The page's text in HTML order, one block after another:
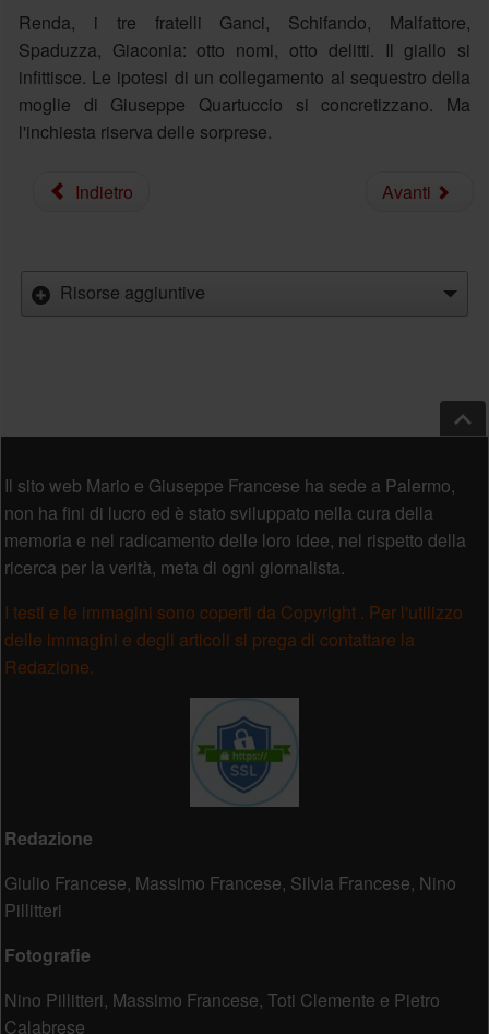
Renda, i tre fratelli Ganci, Schifando, Malfattore,
Spaduzza, Giaconia: otto nomi, otto delitti. Il giallo si
infittisce. Le ipotesi di un collegamento al sequestro della
moglie di Giuseppe Quartuccio si concretizzano. Ma
l'inchiesta riserva delle sorprese.
Indietro Avanti
Risorse aggiuntive
Il sito web Mario e Giuseppe Francese ha sede a Palermo,
non ha fini di lucro ed è stato sviluppato nella cura della
memoria e nel radicamento delle loro idee, nel rispetto della
ricerca per la verità, meta di ogni giornalista.
I testi e le immagini sono coperti da Copyright . Per l'utilizzo
delle immagini e degli articoli si prega di contattare la
Redazione.
Redazione
Giulio Francese, Massimo Francese, Silvia Francese, Nino
Pillitteri
Fotografie
Nino Pillitteri, Massimo Francese, Toti Clemente e Pietro
Calabrese